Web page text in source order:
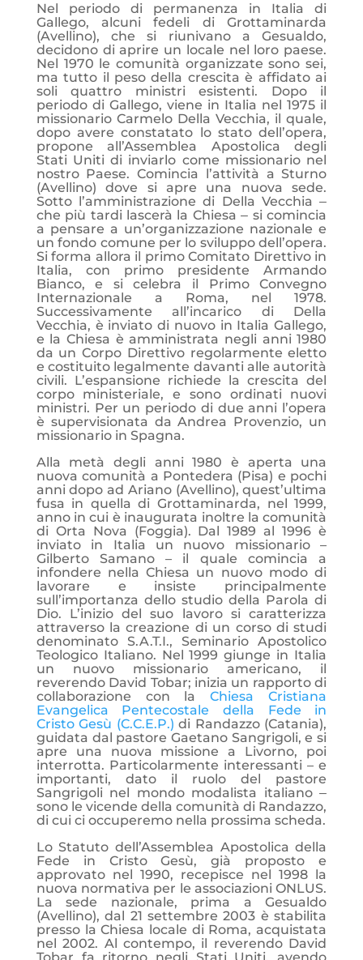
Nel periodo di permanenza in Italia di
Gallego, alcuni fedeli di Grottaminarda
(Avellino), che si riunivano a Gesualdo,
decidono di aprire un locale nel loro paese.
Nel 1970 le comunità organizzate sono sei,
ma tutto il peso della crescita è affidato ai
soli quattro ministri esistenti. Dopo il
periodo di Gallego, viene in Italia nel 1975 il
missionario Carmelo Della Vecchia, il quale,
dopo avere constatato lo stato dell’opera,
propone all’Assemblea Apostolica degli
Stati Uniti di inviarlo come missionario nel
nostro Paese. Comincia l’attività a Sturno
(Avellino) dove si apre una nuova sede.
Sotto l’amministrazione di Della Vecchia ‒
che più tardi lascerà la Chiesa ‒ si comincia
a pensare a un’organizzazione nazionale e
un fondo comune per lo sviluppo dell’opera.
Si forma allora il primo Comitato Direttivo in
Italia, con primo presidente Armando
Bianco, e si celebra il Primo Convegno
Internazionale a Roma, nel 1978.
Successivamente all’incarico di Della
Vecchia, è inviato di nuovo in Italia Gallego,
e la Chiesa è amministrata negli anni 1980
da un Corpo Direttivo regolarmente eletto
e costituito legalmente davanti alle autorità
civili. L’espansione richiede la crescita del
corpo ministeriale, e sono ordinati nuovi
ministri. Per un periodo di due anni l’opera
è supervisionata da Andrea Provenzio, un
missionario in Spagna.
Alla metà degli anni 1980 è aperta una
nuova comunità a Pontedera (Pisa) e pochi
anni dopo ad Ariano (Avellino), quest’ultima
fusa in quella di Grottaminarda, nel 1999,
anno in cui è inaugurata inoltre la comunità
di Orta Nova (Foggia). Dal 1989 al 1996 è
inviato in Italia un nuovo missionario –
Gilberto Samano – il quale comincia a
infondere nella Chiesa un nuovo modo di
lavorare e insiste principalmente
sull’importanza dello studio della Parola di
Dio. L’inizio del suo lavoro si caratterizza
attraverso la creazione di un corso di studi
denominato S.A.T.I., Seminario Apostolico
Teologico Italiano. Nel 1999 giunge in Italia
un nuovo missionario americano, il
reverendo David Tobar; inizia un rapporto di
collaborazione con la Chiesa Cristiana
Evangelica Pentecostale della Fede in
Cristo Gesù (C.C.E.P.) di Randazzo (Catania),
guidata dal pastore Gaetano Sangrigoli, e si
apre una nuova missione a Livorno, poi
interrotta. Particolarmente interessanti – e
importanti, dato il ruolo del pastore
Sangrigoli nel mondo modalista italiano ‒
sono le vicende della comunità di Randazzo,
di cui ci occuperemo nella prossima scheda.
Lo Statuto dell’Assemblea Apostolica della
Fede in Cristo Gesù, già proposto e
approvato nel 1990, recepisce nel 1998 la
nuova normativa per le associazioni ONLUS.
La sede nazionale, prima a Gesualdo
(Avellino), dal 21 settembre 2003 è stabilita
presso la Chiesa locale di Roma, acquistata
nel 2002. Al contempo, il reverendo David